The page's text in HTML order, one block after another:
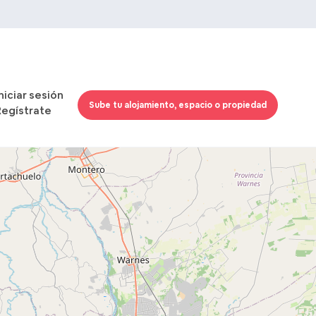
sesión
Sube tu alojamiento, espacio o propiedad
Cargando mapas